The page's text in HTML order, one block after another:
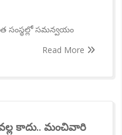
సమన్వయం
Read More
కాదు.. మంచివారి